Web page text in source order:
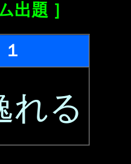
出題 ］
れる